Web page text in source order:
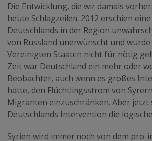
Die Entwicklung, die wir damals
heute Schlagzeilen. 2012 erschien
Deutschlands in der Region
von Russland unerwünscht und wurde
Vereinigten Staaten nicht für nötig
Zeit war Deutschland ein mehr oder
Beobachter, auch wenn es großes
hatte, den Flüchtlingsstrom von
Migranten einzuschränken. Aber jetzt
Deutschlands Intervention die
Syrien wird immer noch von dem pro-